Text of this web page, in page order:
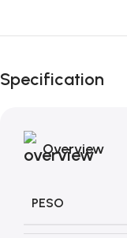
Fino al 12 Ottobre...
Autunno!
Specification
Overview
PESO